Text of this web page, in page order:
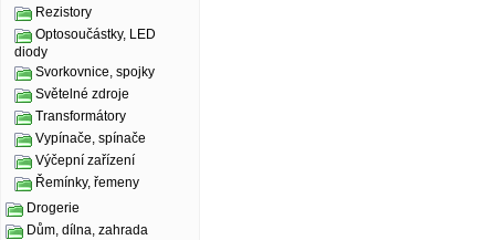
Rezistory
Optosoučástky, LED
diody
Svorkovnice, spojky
Světelné zdroje
Transformátory
Vypínače, spínače
Výčepní zařízení
Řemínky, řemeny
Drogerie
Dům, dílna, zahrada